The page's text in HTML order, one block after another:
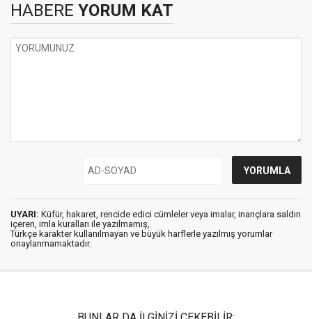
HABERE YORUM KAT
UYARI: Küfür, hakaret, rencide edici cümleler veya imalar, inançlara saldırı
içeren, imla kuralları ile yazılmamış,
Türkçe karakter kullanılmayan ve büyük harflerle yazılmış yorumlar
onaylanmamaktadır.